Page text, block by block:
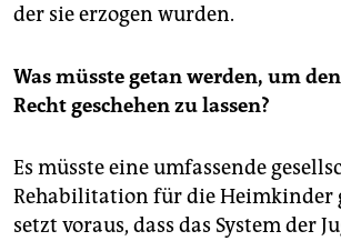
der sie erzogen wurden.
Was müsste getan werden, um
Recht geschehen zu lassen?
Es müsste eine umfassende
Rehabilitation für die Heimkinder
setzt voraus, dass das System der